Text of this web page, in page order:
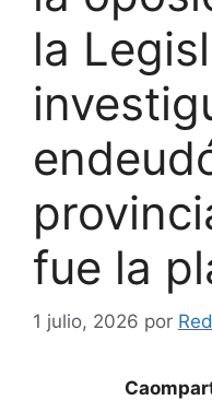
la
fue la
1 julio, 2026 por